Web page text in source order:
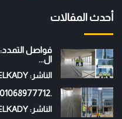
أحدث المقالات
فواصل
ال...
الناشر: KHALAD ELKADY
.01068977712 - 01080029701 - الفواصل الانشائية
الناشر: KHALAD ELKADY